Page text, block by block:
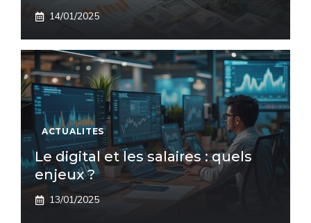
14/01/2025
ACTUALITES
Le digital et les salaires : quels
enjeux ?
13/01/2025